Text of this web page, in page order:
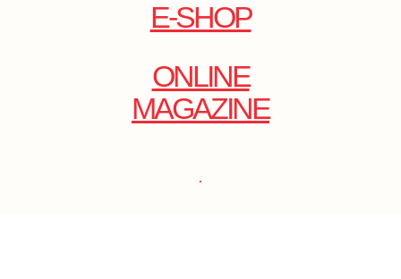
E-SHOP
ONLINE
MAGAZINE
.